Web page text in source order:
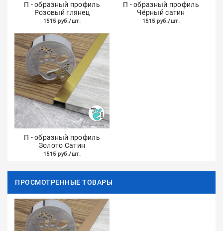
П - образный профиль
Розовый глянец
1515 руб./шт.
П - образный профиль
Чёрный сатин
1515 руб./шт.
П - образный профиль
Золото Сатин
1515 руб./шт.
ПРОСМОТРЕННЫЕ ТОВАРЫ